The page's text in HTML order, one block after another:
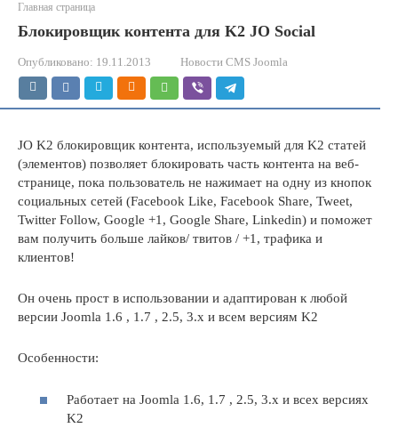
Главная страница
Блокировщик контента для K2 JO Social
Опубликовано: 19.11.2013 Новости CMS Joomla
JO K2 блокировщик контента, используемый для K2 статей
(элементов) позволяет блокировать часть контента на веб-
странице, пока пользователь не нажимает на одну из кнопок
социальных сетей (Facebook Like, Facebook Share, Tweet,
Twitter Follow, Google +1, Google Share, Linkedin) и поможет
вам получить больше лайков/ твитов / +1, трафика и
клиентов!
Он очень прост в использовании и адаптирован к любой
версии Joomla 1.6 , 1.7 , 2.5, 3.x и всем версиям K2
Особенности:
Работает на Joomla 1.6, 1.7 , 2.5, 3.x и всех версиях
K2